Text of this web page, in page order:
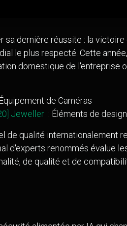
sa dernière réussite : la
le plus respecté. Cette
domestique de l'entreprise
de Caméras
Jeweller : Éléments de
de qualité internationalement
d'experts renommés évalue
de qualité et de